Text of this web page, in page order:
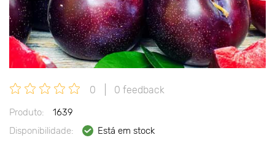
0 0 feedback
Produto:
1639
Disponibilidade:
Está em stock